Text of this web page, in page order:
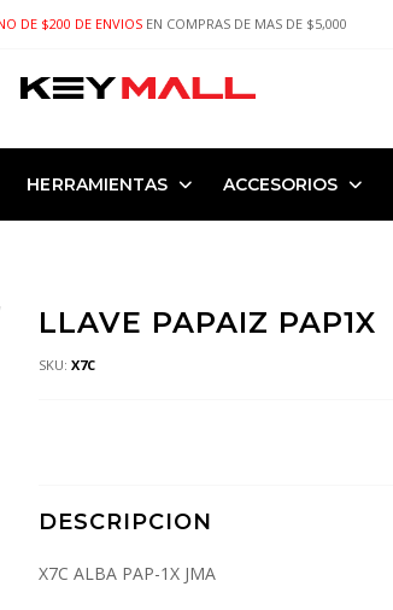
DE $200 DE ENVIOS EN COMPRAS DE MAS DE $5,000
HERRAMIENTAS ACCESORIOS
LLAVE PAPAIZ PAP1X
SKU: X7C
DESCRIPCION
X7C ALBA PAP-1X JMA